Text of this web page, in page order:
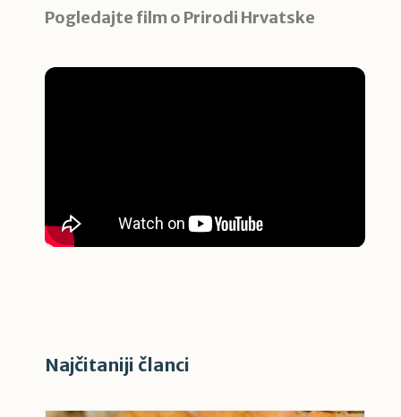
Pogledajte film o Prirodi Hrvatske
Najčitaniji članci